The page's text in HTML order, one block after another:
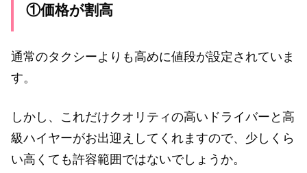
①価格が割高
通常のタクシーよりも高めに値段が設定されていま
す。
しかし、これだけクオリティの高いドライバーと高
級ハイヤーがお出迎えしてくれますので、少しくら
い高くても許容範囲ではないでしょうか。